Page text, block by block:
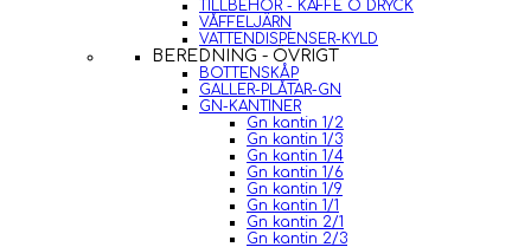
TILLBEHÖR - KAFFE O DRYCK
VÅFFELJÄRN
VATTENDISPENSER-KYLD
BEREDNING - ÖVRIGT
BOTTENSKÅP
GALLER-PLÅTAR-GN
GN-KANTINER
Gn kantin 1/2
Gn kantin 1/3
Gn kantin 1/4
Gn kantin 1/6
Gn kantin 1/9
Gn kantin 1/1
Gn kantin 2/1
Gn kantin 2/3